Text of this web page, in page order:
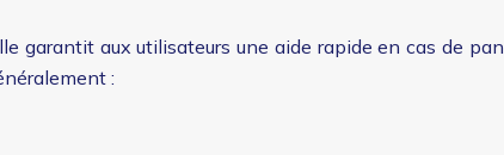
garantit aux utilisateurs une aide rapide en cas de
: